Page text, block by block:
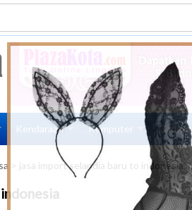
Kendaraan Komputer Gadget
> jasa import selandia baru to indonesia